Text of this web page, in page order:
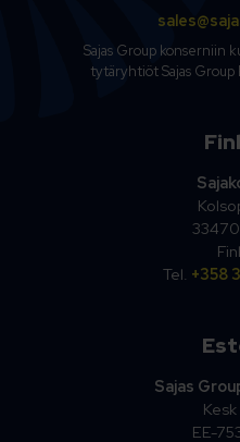
Sajas Group konserniin
tytäryhtiöt Sajas Group
Tel. +358
Sajas
EE-